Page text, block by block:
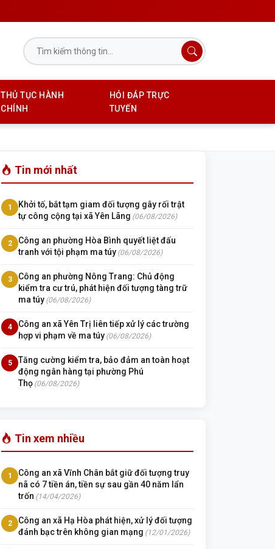
THỦ TỤC HÀNH
CHÍNH
HỎI ĐÁP TRỰC
TUYẾN
Tin mới nhất
1
Khởi tố, bắt tạm giam đối tượng gây rối trật
tự công cộng tại xã Yên Lãng (06/08/2026)
2
Công an phường Hòa Bình quyết liệt đấu
tranh với tội phạm ma túy (06/08/2026)
3
Công an phường Nông Trang: Chủ động
kiểm tra cư trú, phát hiện đối tượng tàng trữ
ma túy (06/08/2026)
4
Công an xã Yên Trị liên tiếp xử lý các trường
hợp vi phạm về ma túy (06/08/2026)
5
Tăng cường kiểm tra, bảo đảm an toàn hoạt
động ngân hàng tại phường Phú
Thọ (06/08/2026)
Tin xem nhiều
1
Công an xã Vĩnh Chân bắt giữ đối tượng truy
nã có 7 tiền án, tiền sự sau gần 40 năm lẩn
trốn (14/04/2026)
2
Công an xã Hạ Hòa phát hiện, xử lý đối tượng
đánh bạc trên không gian mạng (12/01/2026)